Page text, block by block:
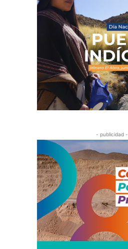
- publicidad -